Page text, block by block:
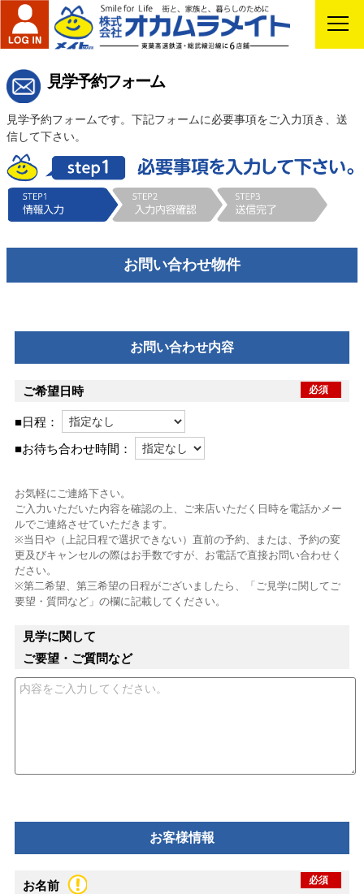
見学予約
見学予約フォーム
見学予約フォームです。下記フォームに必要事項をご入力頂き、送
信して下さい。
お問い合わせ物件
お問い合わせ内容
ご希望日時 必須
■日程：
■お待ち合わせ時間：
お気軽にご連絡下さい。
ご入力いただいた内容を確認の上、ご来店いただく日時を電話かメー
ルでご連絡させていただきます。
※当日や（上記日程で選択できない）直前の予約、または、予約の変
更及びキャンセルの際はお手数ですが、お電話で直接お問い合わせく
ださい。
※第二希望、第三希望の日程がございましたら、「ご見学に関してご
要望・質問など」の欄に記載してください。
見学に関して
ご要望・ご質問など
お客様情報
お名前 必須